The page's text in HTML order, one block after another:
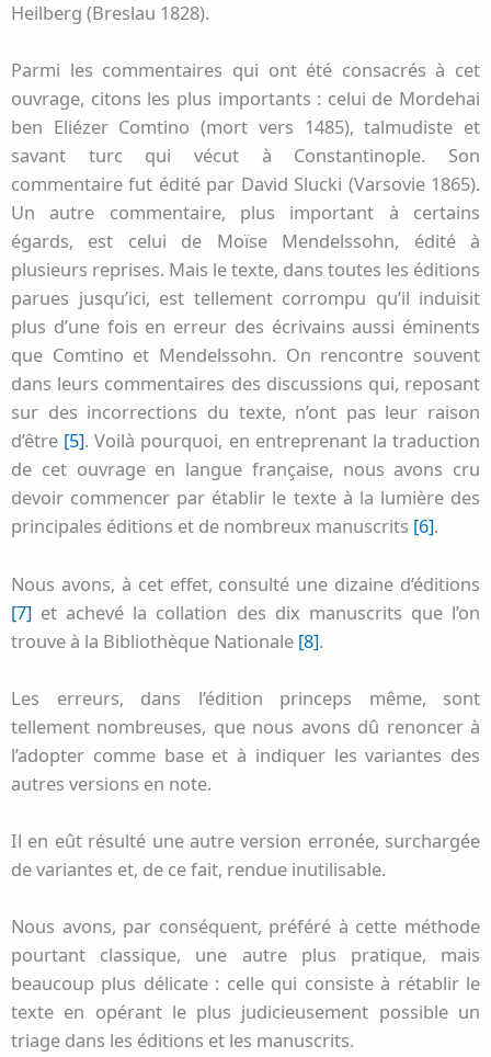
Heilberg (Breslau 1828).
Parmi les commentaires qui ont été consacrés à cet
ouvrage, citons les plus importants : celui de Mordehai
ben Eliézer Comtino (mort vers 1485), talmudiste et
savant turc qui vécut à Constantinople. Son
commentaire fut édité par David Slucki (Varsovie 1865).
Un autre commentaire, plus important à certains
égards, est celui de Moïse Mendelssohn, édité à
plusieurs reprises. Mais le texte, dans toutes les éditions
parues jusqu’ici, est tellement corrompu qu’il induisit
plus d’une fois en erreur des écrivains aussi éminents
que Comtino et Mendelssohn. On rencontre souvent
dans leurs commentaires des discussions qui, reposant
sur des incorrections du texte, n’ont pas leur raison
d’être [5]. Voilà pourquoi, en entreprenant la traduction
de cet ouvrage en langue française, nous avons cru
devoir commencer par établir le texte à la lumière des
principales éditions et de nombreux manuscrits [6].
Nous avons, à cet effet, consulté une dizaine d’éditions
[7] et achevé la collation des dix manuscrits que l’on
trouve à la Bibliothèque Nationale [8].
Les erreurs, dans l’édition princeps même, sont
tellement nombreuses, que nous avons dû renoncer à
l’adopter comme base et à indiquer les variantes des
autres versions en note.
Il en eût résulté une autre version erronée, surchargée
de variantes et, de ce fait, rendue inutilisable.
Nous avons, par conséquent, préféré à cette méthode
pourtant classique, une autre plus pratique, mais
beaucoup plus délicate : celle qui consiste à rétablir le
texte en opérant le plus judicieusement possible un
triage dans les éditions et les manuscrits.